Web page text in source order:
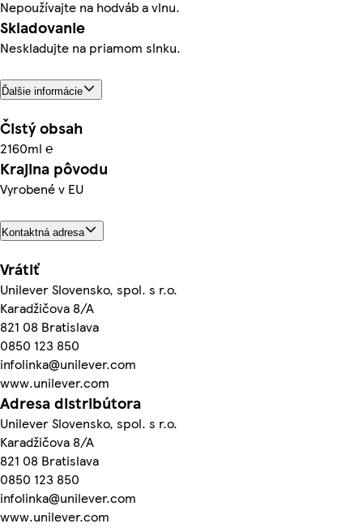
Nepoužívajte na hodváb a vlnu.
Skladovanie
Neskladujte na priamom slnku.
Ďalšie informácie
Čistý obsah
2160ml ℮
Krajina pôvodu
Vyrobené v EU
Kontaktná adresa
Vrátiť
Unilever Slovensko, spol. s r.o.
Karadžičova 8/A
821 08 Bratislava
0850 123 850
infolinka@unilever.com
www.unilever.com
Adresa distribútora
Unilever Slovensko, spol. s r.o.
Karadžičova 8/A
821 08 Bratislava
0850 123 850
infolinka@unilever.com
www.unilever.com